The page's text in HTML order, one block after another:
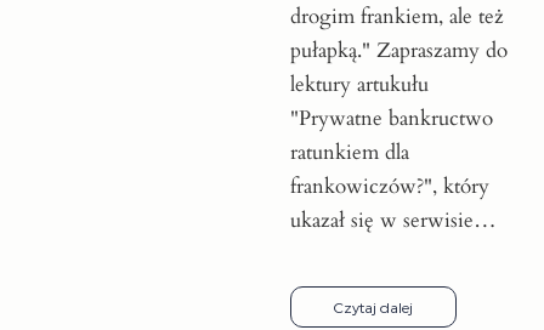
drogim frankiem, ale też
pułapką." Zapraszamy do
lektury artukułu
"Prywatne bankructwo
ratunkiem dla
frankowiczów?", który
ukazał się w serwisie…
Czytaj dalej